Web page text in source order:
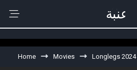
Home Movies